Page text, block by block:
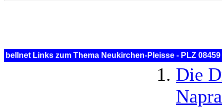
bellnet Links zum Thema Neukirchen-Pleisse - PLZ 08459
Die